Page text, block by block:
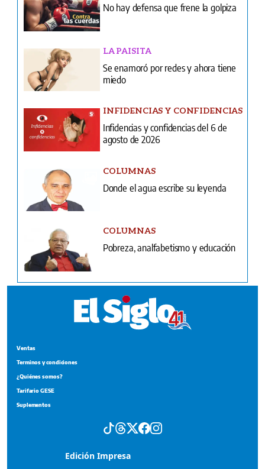
No hay defensa que frene la golpiza
LA PAISITA
Se enamoró por redes y ahora tiene
miedo
INFIDENCIAS Y CONFIDENCIAS
Infidencias y confidencias del 6 de
agosto de 2026
COLUMNAS
Donde el agua escribe su leyenda
COLUMNAS
Pobreza, analfabetismo y educación
Ventas
Terminos y condiciones
¿Quiénes somos?
Tarifario GESE
Suplementos
Edición Impresa